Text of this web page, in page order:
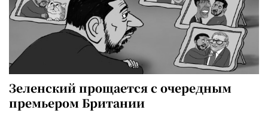
Зеленский прощается с очередным
премьером Британии